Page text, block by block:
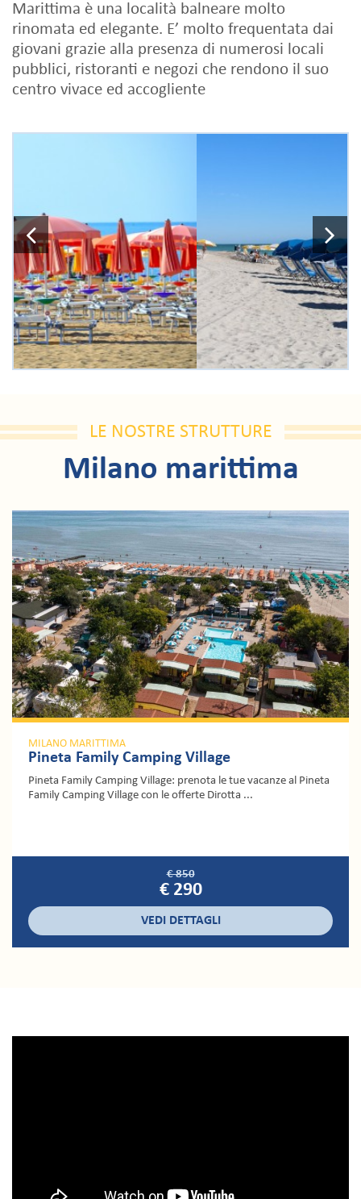
Marittima è una località balneare molto
rinomata ed elegante. E’ molto frequentata dai
giovani grazie alla presenza di numerosi locali
pubblici, ristoranti e negozi che rendono il suo
centro vivace ed accogliente
LE NOSTRE STRUTTURE
Milano marittima
MILANO MARITTIMA
Pineta Family Camping Village
Pineta Family Camping Village: prenota le tue vacanze al Pineta
Family Camping Village con le offerte Dirotta ...
€ 850
€ 290
VEDI DETTAGLI